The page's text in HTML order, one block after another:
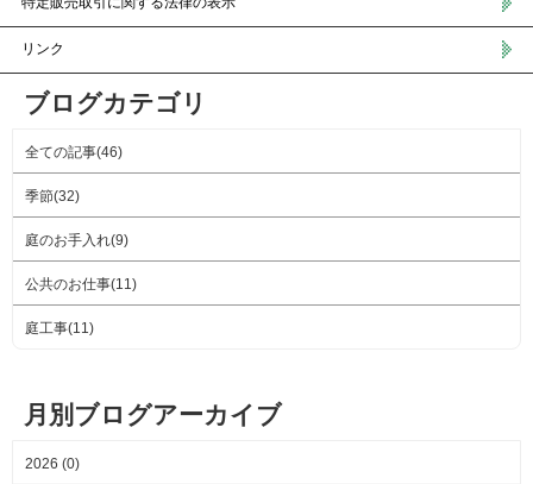
リンク
ブログカテゴリ
全ての記事(46)
季節(32)
庭のお手入れ(9)
公共のお仕事(11)
庭工事(11)
月別ブログアーカイブ
2026 (0)